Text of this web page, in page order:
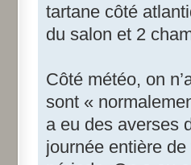
tartane côté
du salon et 2
Côté météo, on
sont «
a eu des averses
journée entière